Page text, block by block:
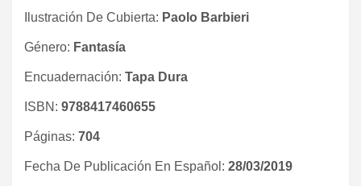
Ilustración De Cubierta: Paolo Barbieri
Género: Fantasía
Encuadernación: Tapa Dura
ISBN: 9788417460655
Páginas: 704
Fecha De Publicación En Español: 28/03/2019